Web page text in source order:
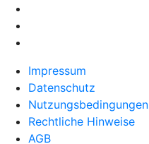
Impressum
Datenschutz
Nutzungsbedingungen
Rechtliche Hinweise
AGB